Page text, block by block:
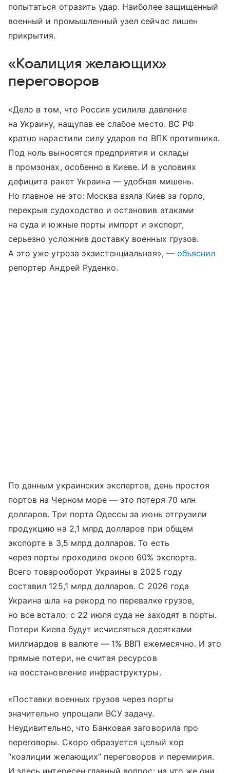
попытаться отразить удар. Наиболее защищенный
военный и промышленный узел сейчас лишен
прикрытия.
«Коалиция желающих»
переговоров
«Дело в том, что Россия усилила давление
на Украину, нащупав ее слабое место. ВС РФ
кратно нарастили силу ударов по ВПК противника.
Под ноль выносятся предприятия и склады
в промзонах, особенно в Киеве. И в условиях
дефицита ракет Украина — удобная мишень.
Но главное не это: Москва взяла Киев за горло,
перекрыв судоходство и остановив атаками
на суда и южные порты импорт и экспорт,
серьезно усложнив доставку военных грузов.
А это уже угроза экзистенциальная», — объяснил
репортер Андрей Руденко.
По данным украинских экспертов, день простоя
портов на Черном море — это потеря 70 млн
долларов. Три порта Одессы за июнь отгрузили
продукцию на 2,1 млрд долларов при общем
экспорте в 3,5 млрд долларов. То есть
через порты проходило около 60% экспорта.
Всего товарооборот Украины в 2025 году
составил 125,1 млрд долларов. С 2026 года
Украина шла на рекорд по перевалке грузов,
но все встало: с 22 июля суда не заходят в порты.
Потери Киева будут исчисляться десятками
миллиардов в валюте — 1% ВВП ежемесячно. И это
прямые потери, не считая ресурсов
на восстановление инфраструктуры.
«Поставки военных грузов через порты
значительно упрощали ВСУ задачу.
Неудивительно, что Банковая заговорила про
переговоры. Скоро образуется целый хор
“коалиции желающих” переговоров и перемирия.